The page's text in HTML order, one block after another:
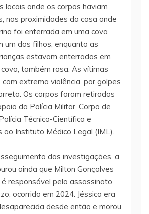
locais onde os corpos haviam
nas proximidades da casa onde
foi enterrada em uma cova
um dos filhos, enquanto as
estavam enterradas em
também rasa. As vítimas
extrema violência, por golpes
Os corpos foram retirados
da Polícia Militar, Corpo de
Técnico-Científica e
ao Instituto Médico Legal (IML).
das investigações, a
ainda que Milton Gonçalves
é responsável pelo assassinato
ocorrido em 2024. Jéssica era
desde então e morou